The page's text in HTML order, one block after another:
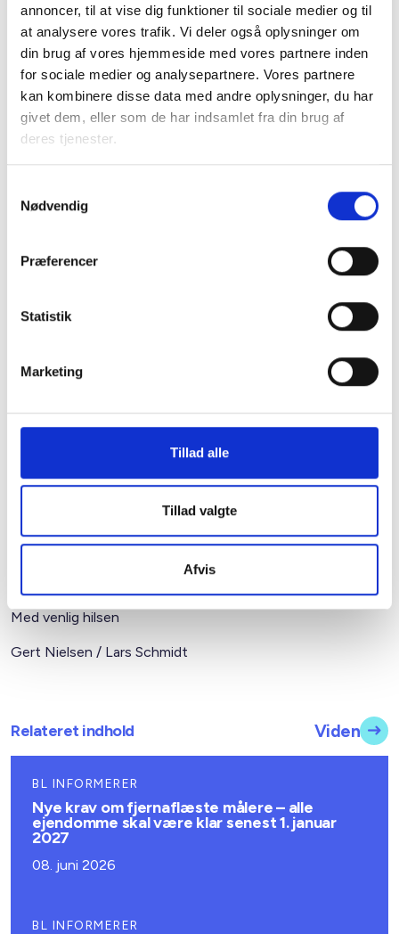
annoncer, til at vise dig funktioner til sociale medier og til
at analysere vores trafik. Vi deler også oplysninger om
din brug af vores hjemmeside med vores partnere inden
for sociale medier og analysepartnere. Vores partnere
kan kombinere disse data med andre oplysninger, du har
givet dem, eller som de har indsamlet fra din brug af
deres tjenester.
Nødvendig
Præferencer
Statistik
Marketing
Tillad alle
Tillad valgte
Afvis
Med 4 års anciennitet 432,56 kr.
Ejendomsmedhjælper
Uden anciennitet 619,89 kr.
Med 4 års anciennitet
Uden anciennitet
Med 4 års anciennitet
Ligeledes reguleres maksimumhuslejen for 2009, jf. den
hvilket betyder, at der herudover skal betales varme, vand,
være bekendt med, at maksimumhuslejen reguleres, skal
der foretages skriftlig varsling af stigningen inden den 1.
oktober 2008, for at stigningen kan gennemføres med
Med venlig hilsen
Gert Nielsen / Lars Schmidt
Relateret indhold Viden
BL INFORMERER
Nye krav om fjernaflæste målere – alle
ejendomme skal være klar senest 1. januar
2027
08. juni 2026
BL INFORMERER